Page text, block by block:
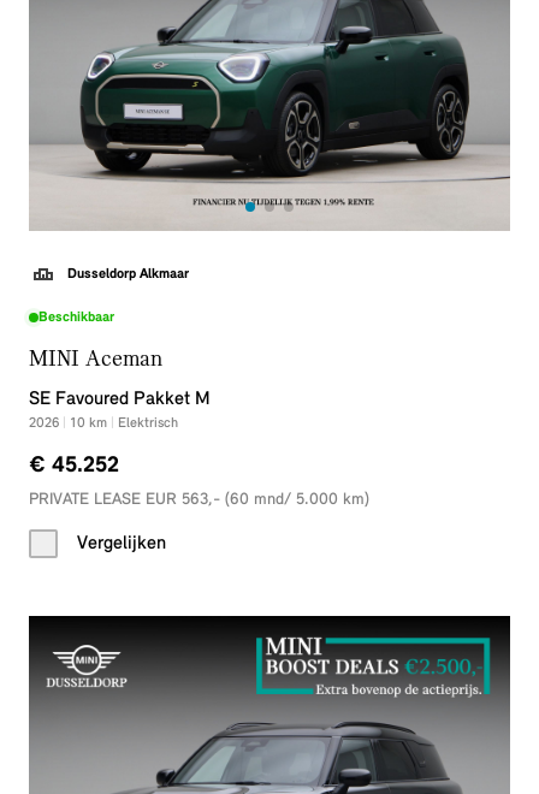
Dusseldorp Alkmaar
Beschikbaar
MINI Aceman
SE Favoured Pakket M
2026 10 km Elektrisch
€ 45.252
PRIVATE LEASE EUR 563,- (60 mnd/ 5.000 km)
Vergelijken